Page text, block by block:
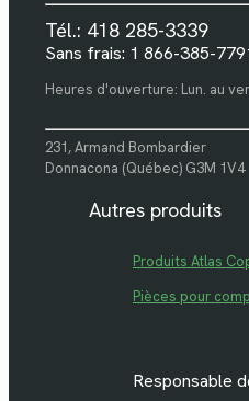
Tél.: 418 285-3339
Sans frais: 1 866-385-
Heures d'ouverture: Lun. au
231, Armand Bombardier
Donnacona (Québec) G3M 1V4
Autres produits
Produits Atlas
Pièces pour
Responsable